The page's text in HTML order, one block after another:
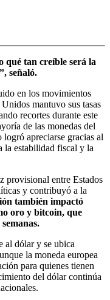
qué tan creíble será la
señaló.
en los movimientos
mantuvo sus tasas
recortes durante este
de las monedas del
apreciarse gracias al
la estabilidad fiscal y la
provisional entre Estados
y contribuyó a la
también impactó
oro y bitcoin, que
al dólar y se ubica
la moneda europea
para quienes tienen
del dólar continúa